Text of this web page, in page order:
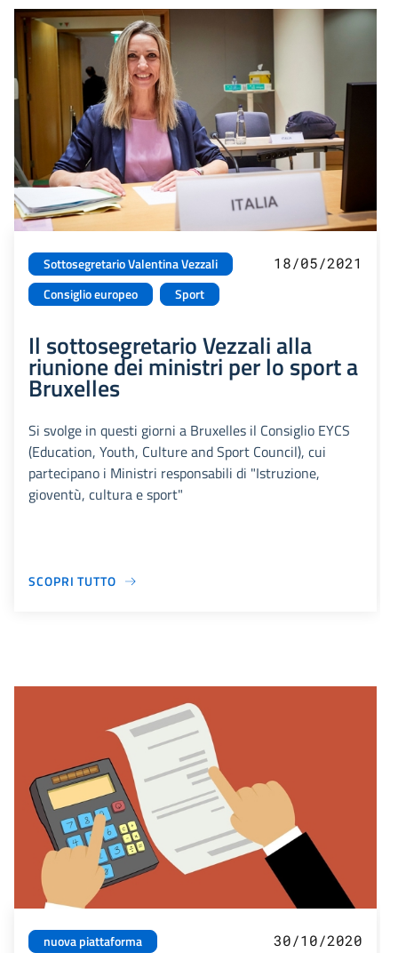
Sottosegretario Valentina Vezzali
Consiglio europeo
Sport
18/05/2021
Il sottosegretario Vezzali alla
riunione dei ministri per lo sport a
Bruxelles
Si svolge in questi giorni a Bruxelles il Consiglio EYCS
(Education, Youth, Culture and Sport Council), cui
partecipano i Ministri responsabili di "Istruzione,
gioventù, cultura e sport"
SCOPRI TUTTO
nuova piattaforma 30/10/2020